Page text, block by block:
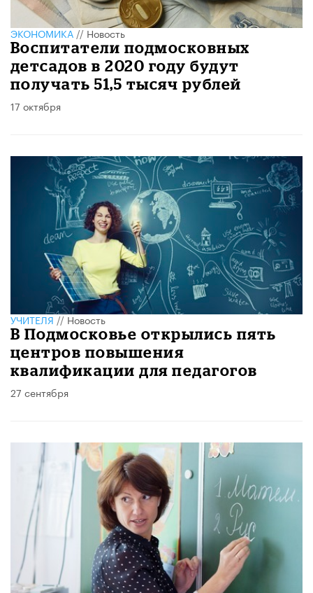
ЭКОНОМИКА//Новость
Воспитатели подмосковных
детсадов в 2020 году будут
получать 51,5 тысяч рублей
17 октября
УЧИТЕЛЯ//Новость
В Подмосковье открылись пять
центров повышения
квалификации для педагогов
27 сентября